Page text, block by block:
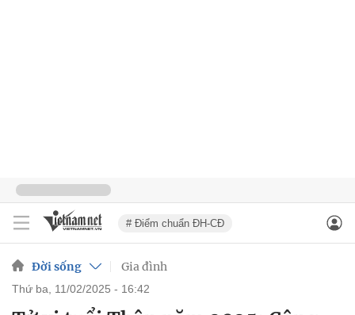
# Điểm chuẩn ĐH-CĐ
Đời sống Gia đình
thứ ba, 11/02/2025 - 16:42